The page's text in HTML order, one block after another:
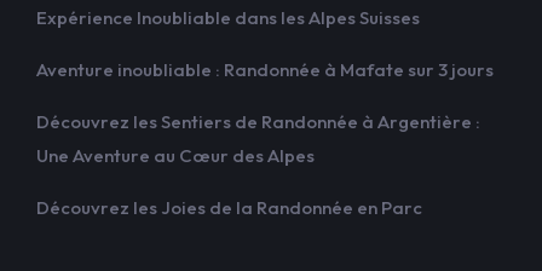
Expérience Inoubliable dans les Alpes Suisses
Aventure inoubliable : Randonnée à Mafate sur 3 jours
Découvrez les Sentiers de Randonnée à Argentière :
Une Aventure au Cœur des Alpes
Découvrez les Joies de la Randonnée en Parc